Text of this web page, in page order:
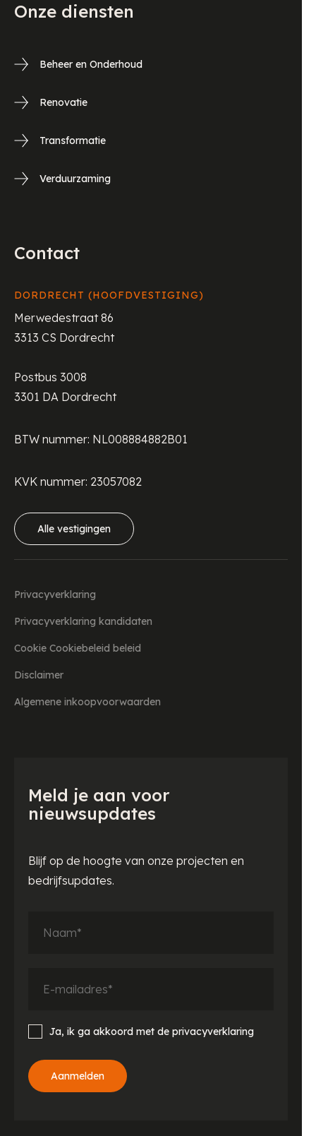
Onze diensten
Beheer en Onderhoud
Renovatie
Transformatie
Verduurzaming
Contact
DORDRECHT (HOOFDVESTIGING)
Merwedestraat 86
3313 CS Dordrecht
Postbus 3008
3301 DA Dordrecht
BTW nummer: NL008884882B01
KVK nummer: 23057082
Alle vestigingen
Privacyverklaring
Privacyverklaring kandidaten
Cookie Cookiebeleid beleid
Disclaimer
Algemene inkoopvoorwaarden
Meld je aan voor
nieuwsupdates
Blijf op de hoogte van onze projecten en
bedrijfsupdates.
Ja, ik ga akkoord met de privacyverklaring
Aanmelden